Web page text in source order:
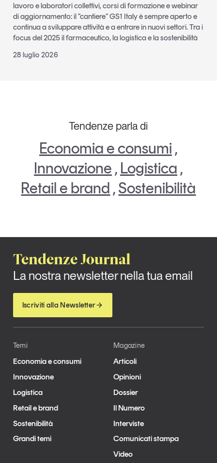
lavoro e laboratori collettivi, corsi di formazione e webinar
di aggiornamento: il “cantiere” GS1 Italy è sempre aperto e
continua a sviluppare attività e a entrare in nuovi settori. Tra i
focus del 2025 il farmaceutico, la logistica e la sostenibilità
28 luglio 2026
Tendenze parla di
Economia e consumi ,
Innovazione , Logistica ,
Retail e brand ,Sostenibilità
Tendenze Journal
La nostra newsletter nella tua email
Iscriviti alla Newsletter
Temi
Economia e consumi
Innovazione
Logistica
Retail e brand
Sostenibilità
Grandi temi
Magazine
Articoli
Opinioni
Dossier
Il Numero
Interviste
Comunicati stampa
Video